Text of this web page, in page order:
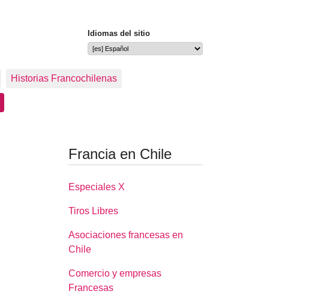
Idiomas del sitio
Historias Francochilenas
Francia en Chile
Especiales X
Tiros Libres
Asociaciones francesas en
Chile
Comercio y empresas
Francesas